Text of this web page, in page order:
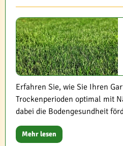
Erfahren Sie, wie Sie Ihren
Trockenperioden optimal mit
dabei die Bodengesundheit
Mehr lesen